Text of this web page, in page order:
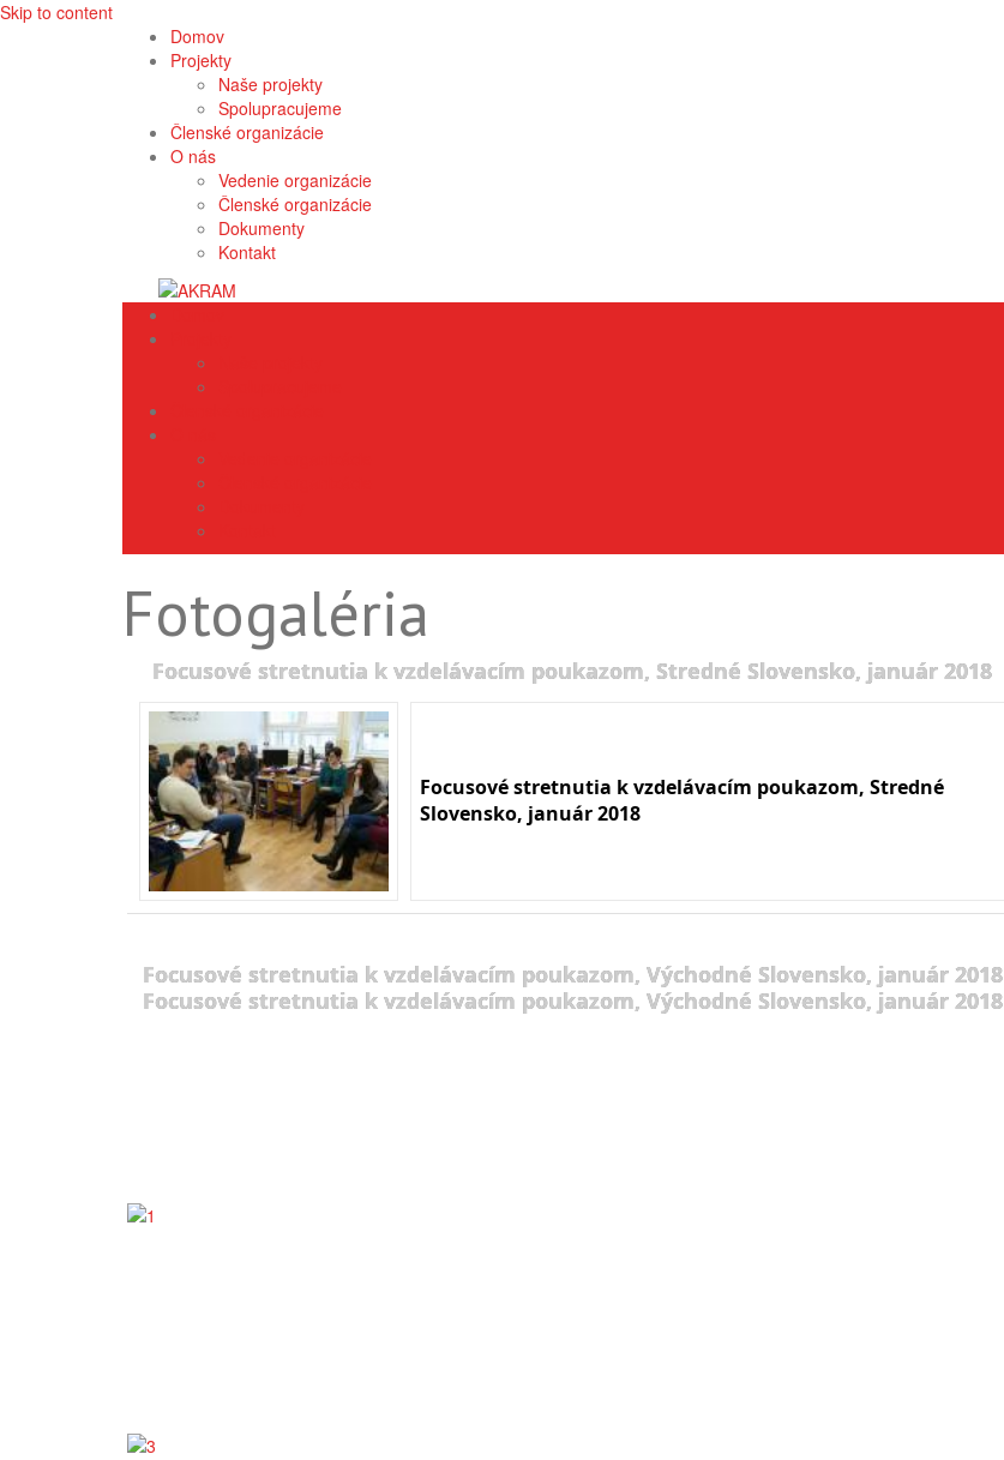
Skip to content
Domov
Projekty
Naše projekty
Spolupracujeme
Členské organizácie
O nás
Vedenie organizácie
Členské organizácie
Dokumenty
Kontakt
Fotogaléria
Focusové stretnutia k vzdelávacím poukazom, Stredné Slovensko, január 2018
Focusové stretnutia k vzdelávacím poukazom, Stredné
Slovensko, január 2018
Focusové stretnutia k vzdelávacím poukazom, Východné Slovensko, január 2018
Focusové stretnutia k vzdelávacím poukazom, Východné Slovensko, január 2018